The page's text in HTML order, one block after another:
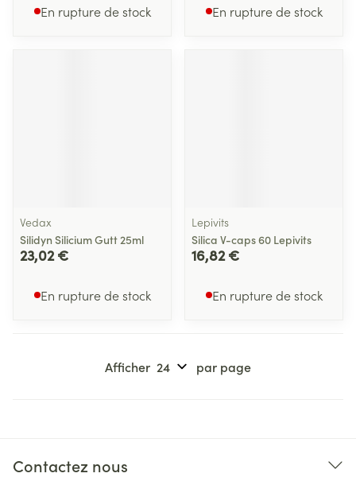
En rupture de stock En rupture de stock
Vedax
Silidyn Silicium Gutt 25ml
23,02 €
En rupture de stock
Lepivits
Silica V-caps 60 Lepivits
16,82 €
En rupture de stock
Afficher par page
Contactez nous